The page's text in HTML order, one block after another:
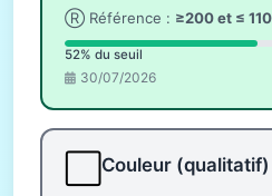
Ⓡ Référence : ≥200 et ≤
52% du seuil
30/07/2026
Couleur (qualitatif)